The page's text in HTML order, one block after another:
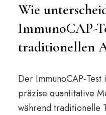
Wie
ImmunoCAP-
traditionellen
Der ImmunoCAP-
präzise quantitative
während traditionelle